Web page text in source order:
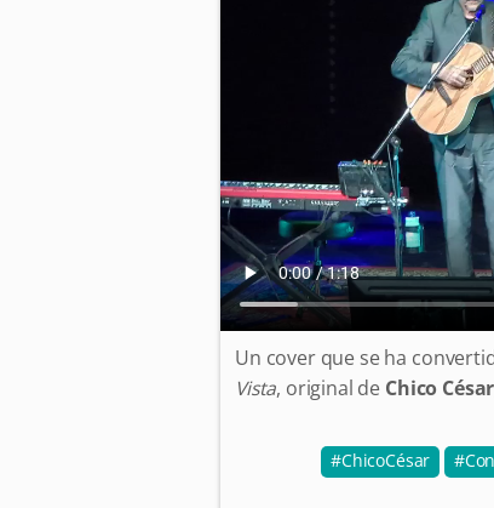
Un cover que se ha
Vista, original de Chico César
ChicoCésar